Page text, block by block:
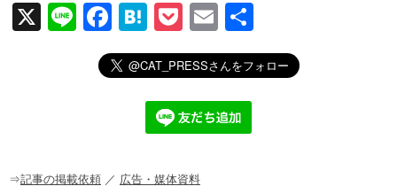
X
Li
F
a
c
o
H
at
e
n
a
P
o
ck
et
E
m
ail
有
⇒記事の掲載依頼 ／ 広告・媒体資料